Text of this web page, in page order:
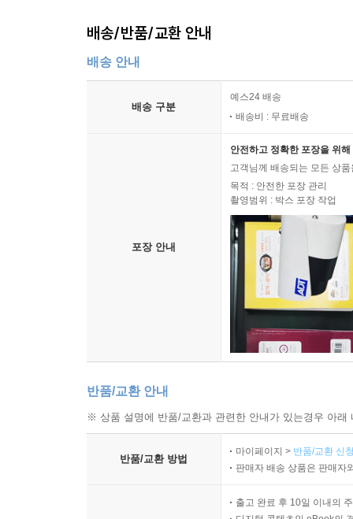
작가의 말
1930년대 초반의 경성에는, 조선의 독립을 꿈
화려함이나 자유연애를 동경하는 이들도 있었
시기, 비슷하게 부유한 명문가의 딸이라 해도,
1932∼1933년을 배경으로, ‘마리’라는 이름의 여
이들 중에는 민족주의자도, 친일파도, 근왕주의
여성까지 연령대도 다양하다. 이들, ‘마리’라는
의사의 의거가 일어났고, 일본은 만주사변을 일
방학이 되면 고향에 돌아가 『농민독본』을 펼
의무를, 누군가는 조국을, 누군가는 정의를, 그렇
배송/반품/교환 안내
배송 안내
배송 구분
예스24 배송
배송비 : 무료배송
포장 안내
안전하고 정확한 포장을 위
고객님께 배송되는 모든 상
목적 : 안전한 포장 관리
촬영범위 : 박스 포장 작업
반품/교환 안내
※ 상품 설명에 반품/교환과 관련한 안내가 있는경우 아
반품/교환 방법
마이페이지 > 반품/교환 신
판매자 배송 상품은 판매자
출고 완료 후 10일 이내의